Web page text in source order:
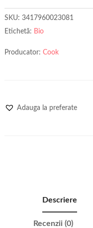
SKU: 3417960023081
Etichetă: Bio
Producator: Cook
Adauga la preferate
Descriere
Recenzii (0)